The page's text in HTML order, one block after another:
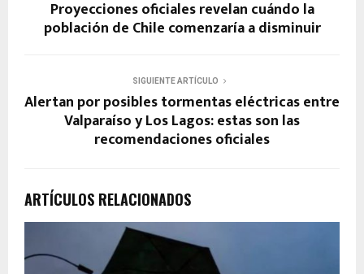
Proyecciones oficiales revelan cuándo la
población de Chile comenzaría a disminuir
SIGUIENTE ARTÍCULO
Alertan por posibles tormentas eléctricas entre
Valparaíso y Los Lagos: estas son las
recomendaciones oficiales
ARTÍCULOS RELACIONADOS